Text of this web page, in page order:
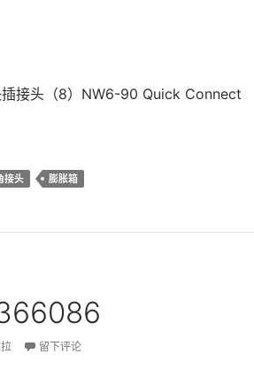
接头（8）NW6-90 Quick Connect
接头 膨胀箱
留下评论